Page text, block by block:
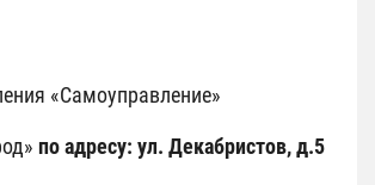
«Самоуправление»
по адресу: ул. Декабристов, д.5